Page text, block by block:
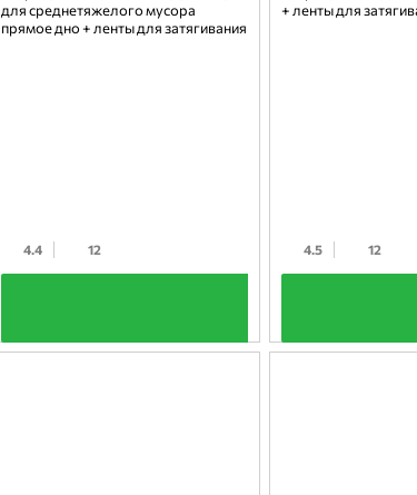
для среднетяжелого мусора
прямое дно + ленты для затягивания
4.4 12
+ ленты для
4.5 12